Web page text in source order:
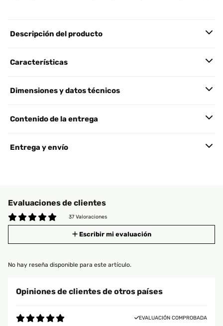
Descripción del producto
Características
Dimensiones y datos técnicos
Contenido de la entrega
Entrega y envío
Evaluaciones de clientes
37 Valoraciones
Escribir mi evaluación
No hay reseña disponible para este artículo.
Opiniones de clientes de otros países
EVALUACIÓN COMPROBADA